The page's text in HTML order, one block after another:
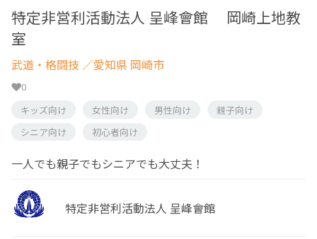
特定非営利活動法人 呈峰會館 岡崎上地教
室
武道・格闘技 ／愛知県 岡崎市
0
キッズ向け
女性向け 男性向け
親子向け
シニア向け
初心者向け
一人でも親子でもシニアでも大丈夫！
特定非営利活動法人 呈峰會館